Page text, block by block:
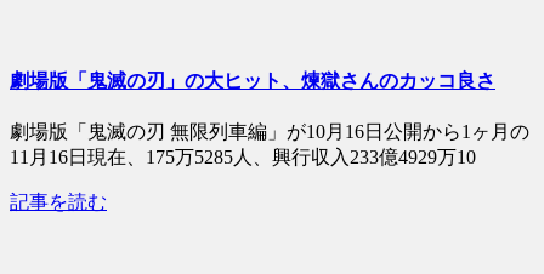
劇場版「鬼滅の刃」の大ヒット、煉獄さんのカッコ良さ
劇場版「鬼滅の刃 無限列車編」が10月16日公開から1ヶ月の
11月16日現在、175万5285人、興行収入233億4929万10
記事を読む